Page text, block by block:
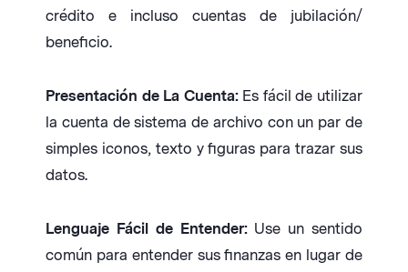
crédito e incluso cuentas de jubilación/
beneficio.
Presentación de La Cuenta:Es fácil de utilizar
la cuenta de sistema de archivo con un par de
simples iconos, texto y figuras para trazar sus
datos.
Lenguaje Fácil de Entender:Use un sentido
común para entender sus finanzas en lugar de